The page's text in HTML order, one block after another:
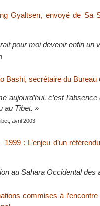
Gyaltsen, envoyé de Sa
pour moi devenir enfin un
Bashi, secrétaire du Bureau
aujourd’hui, c’est
au Tibet. »
avril 2003
: L’enjeu d’un
au Sahara Occidental des
commises à